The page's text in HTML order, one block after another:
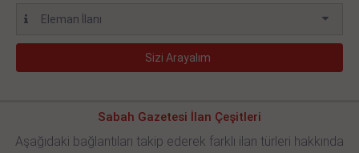
Sabah Gazetesi İlan Çeşitleri
Aşağıdaki bağlantıları takip ederek farklı ilan türleri hakkında